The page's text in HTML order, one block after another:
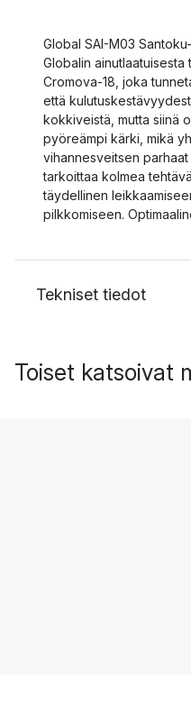
Global SAI-M03
Globalin
Cromova-18, joka
että
kokkiveistä, mutta siinä
pyöreämpi kärki, mikä
vihannesveitsen
tarkoittaa kolmea
täydellinen
pilkkomiseen.
Tekniset tiedot
Toiset katsoivat